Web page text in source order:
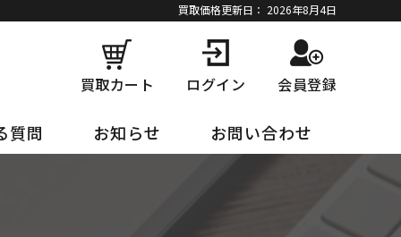
買取価格更新日： 2026年8月4日
買取カート ログイン 会員登録
質問 お知らせ お問い合わせ